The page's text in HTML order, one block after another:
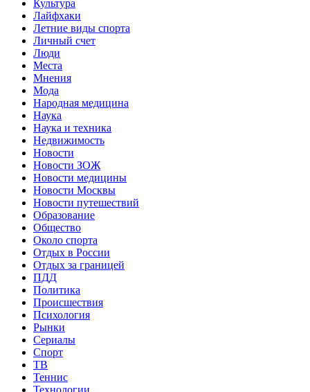
Культура
Лайфхаки
Летние виды спорта
Личный счет
Люди
Места
Мнения
Мода
Народная медицина
Наука
Наука и техника
Недвижимость
Новости
Новости ЗОЖ
Новости медицины
Новости Москвы
Новости путешествий
Образование
Общество
Около спорта
Отдых в России
Отдых за границей
ПДД
Политика
Происшествия
Психология
Рынки
Сериалы
Спорт
ТВ
Теннис
Технологии